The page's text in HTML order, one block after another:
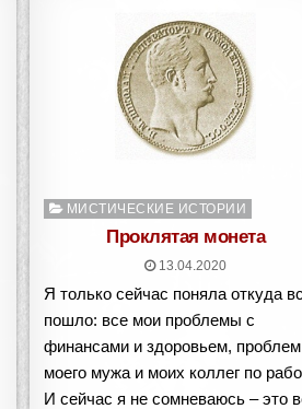
Опубликовано
МИСТИЧЕСКИЕ ИСТОРИИ
Проклятая монета
13.04.2020
Я только сейчас поняла откуда
пошло: все мои проблемы с
финансами и здоровьем,
моего мужа и моих коллег по
И сейчас я не сомневаюсь – это